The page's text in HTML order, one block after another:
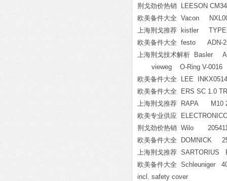
荆戈劲价热销 LEESON
欧美备件大全 Vacon
上海荆戈推荐 kistler TYPE
欧美备件大全 festo ADN-
上海荆戈技术解析 Basler
vieweg O-Ring V-0016
欧美备件大全 LEE
欧美备件大全 ERS SC 1.0 TR
上海荆戈推荐 RAPA M10
欧美专业供应
荆戈劲价热销 Wilo
欧美备件大全 DOMNICK
上海荆戈推荐 SARTORIUS
欧美备件大全 Schleuniger
incl. safety cover